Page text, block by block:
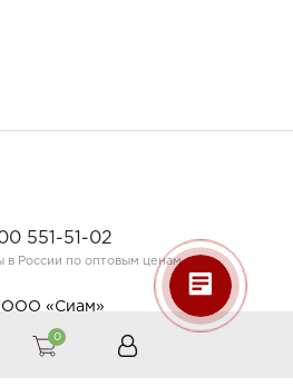
0
551-51-02
в России по оптовым ценам
«Сиам»